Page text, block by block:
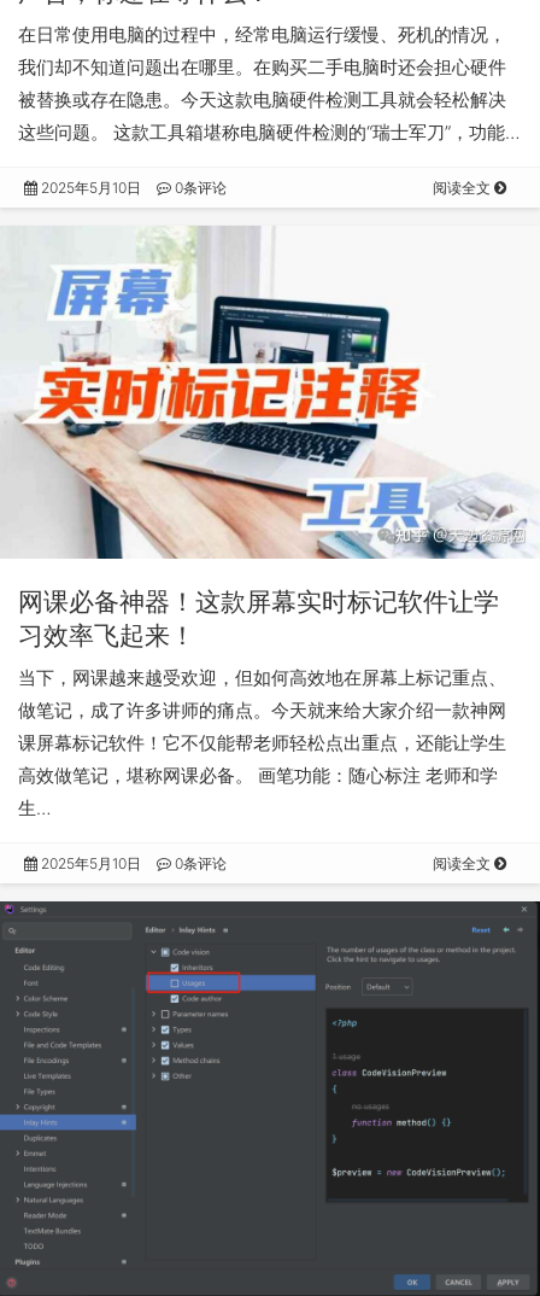
在日常使用电脑的过程中，经常电脑运行缓慢、死机的情况，
我们却不知道问题出在哪里。在购买二手电脑时还会担心硬件
被替换或存在隐患。今天这款电脑硬件检测工具就会轻松解决
这些问题。 这款工具箱堪称电脑硬件检测的“瑞士军刀”，功能…
2025年5月10日 0条评论 阅读全文
网课必备神器！这款屏幕实时标记软件让学
习效率飞起来！
当下，网课越来越受欢迎，但如何高效地在屏幕上标记重点、
做笔记，成了许多讲师的痛点。今天就来给大家介绍一款神网
课屏幕标记软件！它不仅能帮老师轻松点出重点，还能让学生
高效做笔记，堪称网课必备。 画笔功能：随心标注 老师和学
生…
2025年5月10日 0条评论 阅读全文